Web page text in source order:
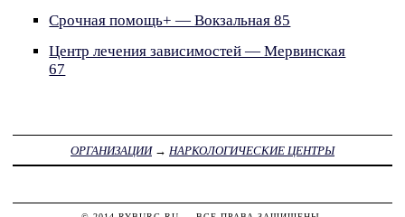
Срочная помощь+ — Вокзальная 85
Центр лечения зависимостей — Мервинская
67
ОРГАНИЗАЦИИ→ НАРКОЛОГИЧЕСКИЕ ЦЕНТРЫ